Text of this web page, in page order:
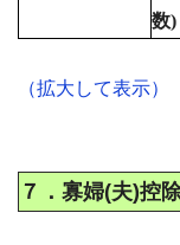
数
（拡大して表示）
７．寡婦(夫)控